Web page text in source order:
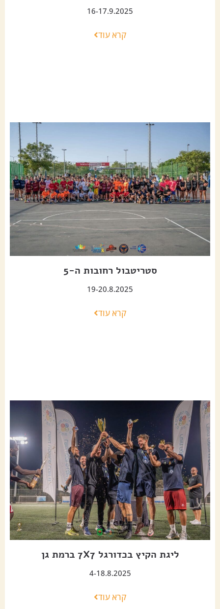
16-17.9.2025
קרא עוד
סטריטבול רחובות ה-5
19-20.8.2025
קרא עוד
ליגת הקיץ בכדורגל 7X7 ברמת גן
4-18.8.2025
קרא עוד